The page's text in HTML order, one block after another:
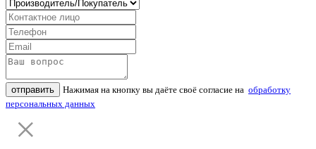
отправить Нажимая на кнопку вы даёте своё согласие на обработку
персональных данных